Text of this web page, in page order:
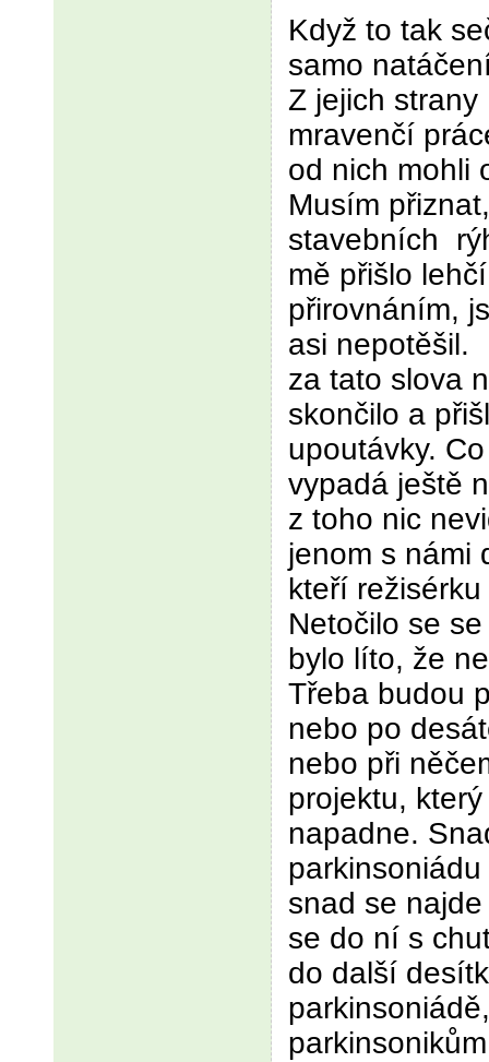
Když to tak
samo
Z jejich
mravenčí
od nich mohli
Musím
stavebních
mě přišlo
přirovnáním,
asi nepotěšil.
za tato slova
skončilo a
upoutávky.
vypadá ještě
z toho nic
jenom s námi
kteří
Netočilo se
bylo líto, že
Třeba budou
nebo po
nebo při
projektu,
napadne.
snad se
se do ní s
do další